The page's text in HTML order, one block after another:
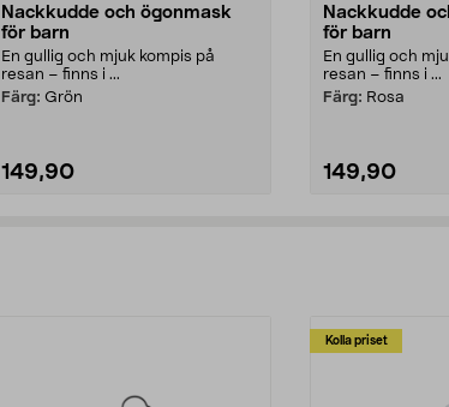
Nackkudde och ögonmask
för barn
En gullig och mjuk kompis på
resan – finns i ...
Färg: Grön
149,90
Nackkudde
för barn
En gullig och
resan – finns i ...
Färg: Rosa
149,90
Kolla priset